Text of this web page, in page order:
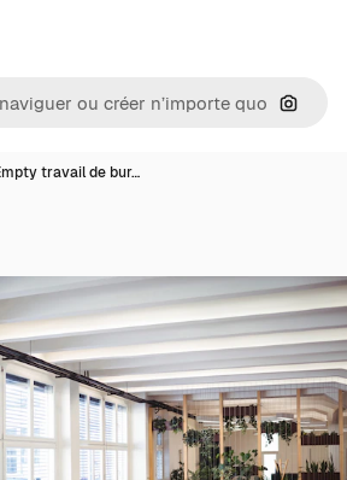
travail de bur…